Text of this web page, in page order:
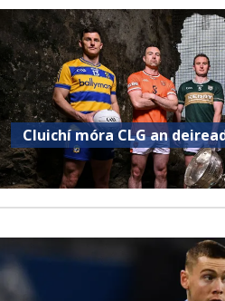
Cluichí móra CLG an